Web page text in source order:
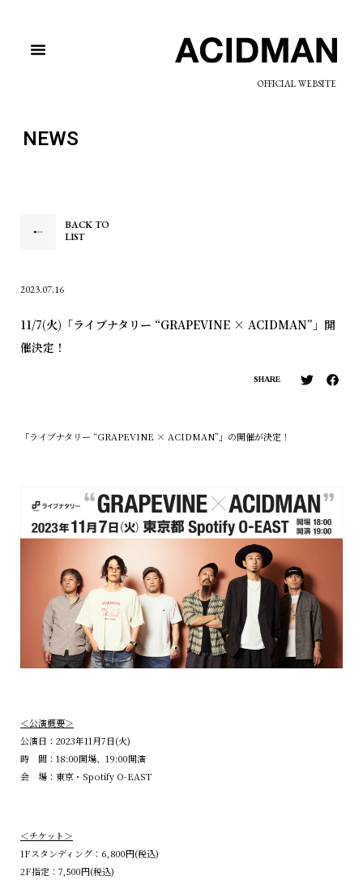
OFFICIAL WEBSITE
NEWS
BACK TO
LIST
2023.07.16
11/7(火)「ライブナタリー “GRAPEVINE × ACIDMAN”」開
催決定！
SHARE
「ライブナタリー “GRAPEVINE × ACIDMAN”」の開催が決定！
＜公演概要＞
公演日：2023年11月7日(火)
時 間：18:00開場、19:00開演
会 場：東京・Spotify O-EAST
＜チケット＞
1Fスタンディング：6,800円(税込)
2F指定：7,500円(税込)